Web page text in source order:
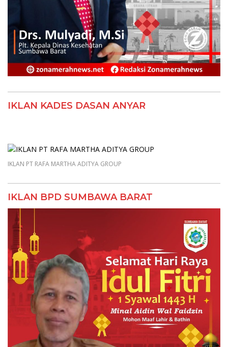
IKLAN KADES DASAN ANYAR
IKLAN PT RAFA MARTHA ADITYA GROUP
IKLAN BPD SUMBAWA BARAT